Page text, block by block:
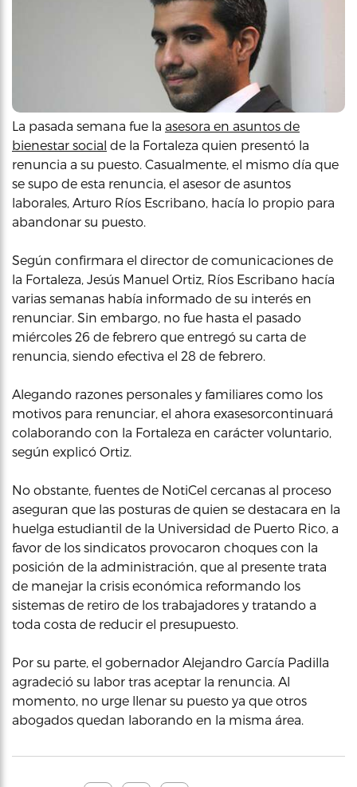
La pasada semana fue la asesora en asuntos de
bienestar social de la Fortaleza quien presentó la
renuncia a su puesto. Casualmente, el mismo día que
se supo de esta renuncia, el asesor de asuntos
laborales, Arturo Ríos Escribano, hacía lo propio para
abandonar su puesto.
Según confirmara el director de comunicaciones de
la Fortaleza, Jesús Manuel Ortiz, Ríos Escribano hacía
varias semanas había informado de su interés en
renunciar. Sin embargo, no fue hasta el pasado
miércoles 26 de febrero que entregó su carta de
renuncia, siendo efectiva el 28 de febrero.
Alegando razones personales y familiares como los
motivos para renunciar, el ahora exasesorcontinuará
colaborando con la Fortaleza en carácter voluntario,
según explicó Ortiz.
No obstante, fuentes de NotiCel cercanas al proceso
aseguran que las posturas de quien se destacara en la
huelga estudiantil de la Universidad de Puerto Rico, a
favor de los sindicatos provocaron choques con la
posición de la administración, que al presente trata
de manejar la crisis económica reformando los
sistemas de retiro de los trabajadores y tratando a
toda costa de reducir el presupuesto.
Por su parte, el gobernador Alejandro García Padilla
agradeció su labor tras aceptar la renuncia. Al
momento, no urge llenar su puesto ya que otros
abogados quedan laborando en la misma área.